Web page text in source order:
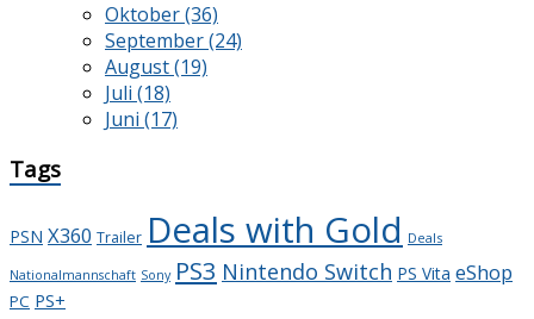
Oktober (36)
September (24)
August (19)
Juli (18)
Juni (17)
Tags
PSN X360 Trailer Deals with Gold Deals
Nationalmannschaft Sony PS3 Nintendo Switch PS Vita eShop
PC PS+